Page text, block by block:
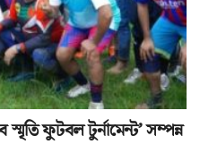
স্মৃতি ফুটবল টুর্নামেন্ট’ সম্পন্ন